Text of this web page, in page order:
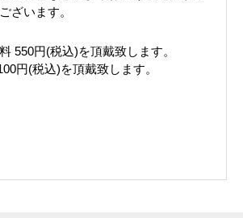
ざいます。
550円(税込)を頂戴致します。
円(税込)を頂戴致します。